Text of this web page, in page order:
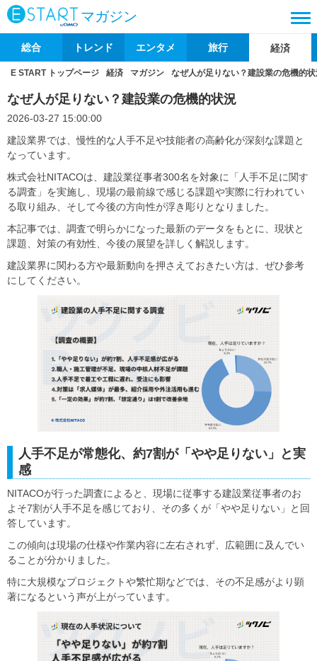
マガジン
総合 トレンド エンタメ 旅行 経済
E START トップページ 経済 マガジン なぜ人が足りない？建設業の危機的
なぜ人が足りない？建設業の危機的状況
2026-03-27 15:00:00
建設業界では、慢性的な人手不足や技能者の高齢化が深刻な課題と
なっています。
株式会社NITACOは、建設業従事者300名を対象に「人手不足に関す
る調査」を実施し、現場の最前線で感じる課題や実際に行われてい
る取り組み、そして今後の方向性が浮き彫りとなりました。
本記事では、調査で明らかになった最新のデータをもとに、現状と
課題、対策の有効性、今後の展望を詳しく解説します。
建設業界に関わる方や最新動向を押さえておきたい方は、ぜひ参考
にしてください。
人手不足が常態化、約7割が「やや足りない」と実
感
NITACOが行った調査によると、現場に従事する建設業従事者のお
よそ7割が人手不足を感じており、その多くが「やや足りない」と回
答しています。
この傾向は現場の仕様や作業内容に左右されず、広範囲に及んでい
ることが分かりました。
特に大規模なプロジェクトや繁忙期などでは、その不足感がより顕
著になるという声が上がっています。